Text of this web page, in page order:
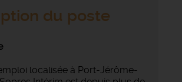
du poste
localisée à Port-Jérôme-